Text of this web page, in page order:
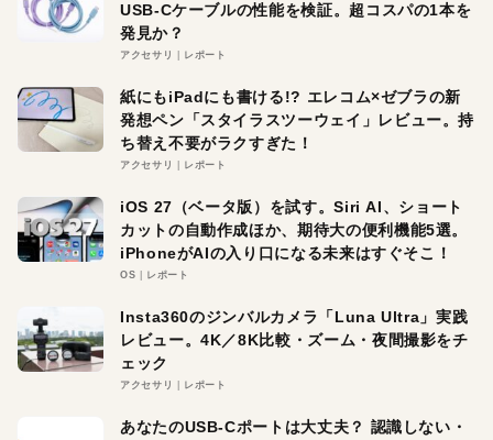
USB-Cケーブルの性能を検証。超コスパの1本を
発見か？
アクセサリ レポート
紙にもiPadにも書ける!? エレコム×ゼブラの新
発想ペン「スタイラスツーウェイ」レビュー。持
ち替え不要がラクすぎた！
アクセサリ レポート
iOS 27（ベータ版）を試す。Siri AI、ショート
カットの自動作成ほか、期待大の便利機能5選。
iPhoneがAIの入り口になる未来はすぐそこ！
OS レポート
Insta360のジンバルカメラ「Luna Ultra」実践
レビュー。4K／8K比較・ズーム・夜間撮影をチ
ェック
アクセサリ レポート
あなたのUSB-Cポートは大丈夫？ 認識しない・